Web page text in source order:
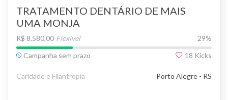
TRATAMENTO DENTÁRIO DE MAIS
UMA MONJA
R$ 8.580,00 Flexível 29%
Campanha sem prazo
18 Kicks
Caridade e Filantropia Porto Alegre - RS